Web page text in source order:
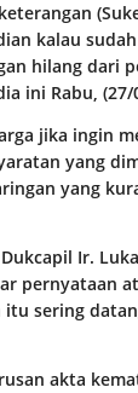
kalau
hilang dari
ini Rabu, (27/
jika ingin
yang
yang
Ir.
pernyataan
sering
akta